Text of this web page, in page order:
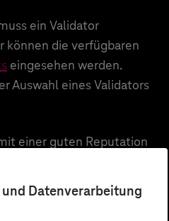
Datenverarbeitung
ein Validator
können die verfügbaren
eingesehen werden.
Auswahl eines Validators
einer guten Reputation
erheben Gebühren für
Validator mit Gebühren,